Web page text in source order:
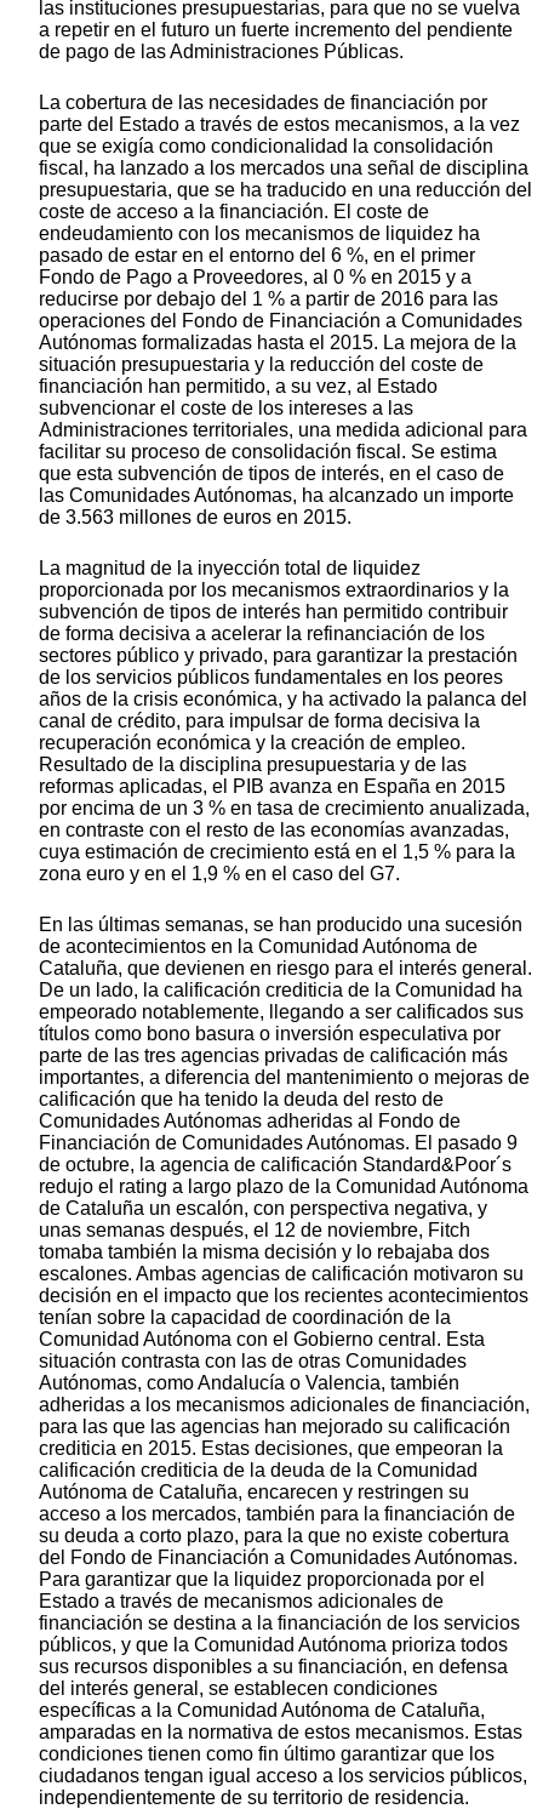
las instituciones presupuestarias, para que no se vuelva
a repetir en el futuro un fuerte incremento del pendiente
de pago de las Administraciones Públicas.
La cobertura de las necesidades de financiación por
parte del Estado a través de estos mecanismos, a la vez
que se exigía como condicionalidad la consolidación
fiscal, ha lanzado a los mercados una señal de disciplina
presupuestaria, que se ha traducido en una reducción del
coste de acceso a la financiación. El coste de
endeudamiento con los mecanismos de liquidez ha
pasado de estar en el entorno del 6 %, en el primer
Fondo de Pago a Proveedores, al 0 % en 2015 y a
reducirse por debajo del 1 % a partir de 2016 para las
operaciones del Fondo de Financiación a Comunidades
Autónomas formalizadas hasta el 2015. La mejora de la
situación presupuestaria y la reducción del coste de
financiación han permitido, a su vez, al Estado
subvencionar el coste de los intereses a las
Administraciones territoriales, una medida adicional para
facilitar su proceso de consolidación fiscal. Se estima
que esta subvención de tipos de interés, en el caso de
las Comunidades Autónomas, ha alcanzado un importe
de 3.563 millones de euros en 2015.
La magnitud de la inyección total de liquidez
proporcionada por los mecanismos extraordinarios y la
subvención de tipos de interés han permitido contribuir
de forma decisiva a acelerar la refinanciación de los
sectores público y privado, para garantizar la prestación
de los servicios públicos fundamentales en los peores
años de la crisis económica, y ha activado la palanca del
canal de crédito, para impulsar de forma decisiva la
recuperación económica y la creación de empleo.
Resultado de la disciplina presupuestaria y de las
reformas aplicadas, el PIB avanza en España en 2015
por encima de un 3 % en tasa de crecimiento anualizada,
en contraste con el resto de las economías avanzadas,
cuya estimación de crecimiento está en el 1,5 % para la
zona euro y en el 1,9 % en el caso del G7.
En las últimas semanas, se han producido una sucesión
de acontecimientos en la Comunidad Autónoma de
Cataluña, que devienen en riesgo para el interés general.
De un lado, la calificación crediticia de la Comunidad ha
empeorado notablemente, llegando a ser calificados sus
títulos como bono basura o inversión especulativa por
parte de las tres agencias privadas de calificación más
importantes, a diferencia del mantenimiento o mejoras de
calificación que ha tenido la deuda del resto de
Comunidades Autónomas adheridas al Fondo de
Financiación de Comunidades Autónomas. El pasado 9
de octubre, la agencia de calificación Standard&Poor´s
redujo el rating a largo plazo de la Comunidad Autónoma
de Cataluña un escalón, con perspectiva negativa, y
unas semanas después, el 12 de noviembre, Fitch
tomaba también la misma decisión y lo rebajaba dos
escalones. Ambas agencias de calificación motivaron su
decisión en el impacto que los recientes acontecimientos
tenían sobre la capacidad de coordinación de la
Comunidad Autónoma con el Gobierno central. Esta
situación contrasta con las de otras Comunidades
Autónomas, como Andalucía o Valencia, también
adheridas a los mecanismos adicionales de financiación,
para las que las agencias han mejorado su calificación
crediticia en 2015. Estas decisiones, que empeoran la
calificación crediticia de la deuda de la Comunidad
Autónoma de Cataluña, encarecen y restringen su
acceso a los mercados, también para la financiación de
su deuda a corto plazo, para la que no existe cobertura
del Fondo de Financiación a Comunidades Autónomas.
Para garantizar que la liquidez proporcionada por el
Estado a través de mecanismos adicionales de
financiación se destina a la financiación de los servicios
públicos, y que la Comunidad Autónoma prioriza todos
sus recursos disponibles a su financiación, en defensa
del interés general, se establecen condiciones
específicas a la Comunidad Autónoma de Cataluña,
amparadas en la normativa de estos mecanismos. Estas
condiciones tienen como fin último garantizar que los
ciudadanos tengan igual acceso a los servicios públicos,
independientemente de su territorio de residencia.